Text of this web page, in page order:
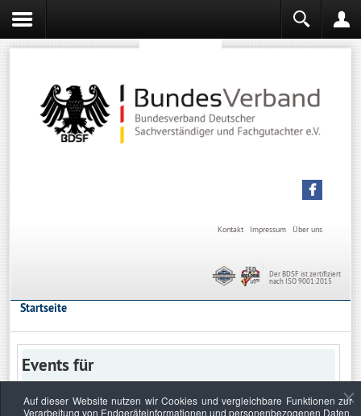
Über uns
Impressum
Kontakt
Der BDSF ist zertifiziert
nach ISO 9001:2015
Startseite
Events für
Auf dieser Website nutzen wir Cookies und vergleichbare Funktionen zur
Verarbeitung von Endgeräteinformationen und personenbezogenen Daten.